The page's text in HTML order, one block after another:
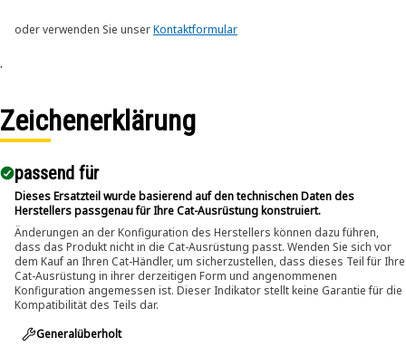
oder verwenden Sie unserKontaktformular
.
Zeichenerklärung
passend für​
Dieses Ersatzteil wurde basierend auf den technischen Daten des
Herstellers passgenau für Ihre Cat-Ausrüstung konstruiert.
Änderungen an der Konfiguration des Herstellers können dazu führen,
dass das Produkt nicht in die Cat-Ausrüstung passt. Wenden Sie sich vor
dem Kauf an Ihren Cat-Händler, um sicherzustellen, dass dieses Teil für Ihre
Cat-Ausrüstung in ihrer derzeitigen Form und angenommenen
Konfiguration angemessen ist. Dieser Indikator stellt keine Garantie für die
Kompatibilität des Teils dar.
Generalüberholt